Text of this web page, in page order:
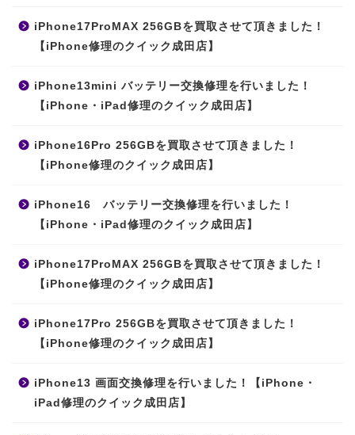
iPhone17ProMAX 256GBを買取させて頂きました！
【iPhone修理のクイック成田店】
iPhone13mini バッテリー交換修理を行いました！
【iPhone・iPad修理のクイック成田店】
iPhone16Pro 256GBを買取させて頂きました！
【iPhone修理のクイック成田店】
iPhone16 バッテリー交換修理を行いました！
【iPhone・iPad修理のクイック成田店】
iPhone17ProMAX 256GBを買取させて頂きました！
【iPhone修理のクイック成田店】
iPhone17Pro 256GBを買取させて頂きました！
【iPhone修理のクイック成田店】
iPhone13 画面交換修理を行いました！【iPhone・
iPad修理のクイック成田店】